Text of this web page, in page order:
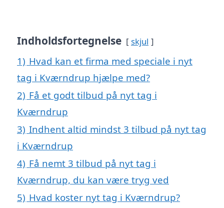
Indholdsfortegnelse skjul
1) Hvad kan et firma med speciale i nyt
tag i Kværndrup hjælpe med?
2) Få et godt tilbud på nyt tag i
Kværndrup
3) Indhent altid mindst 3 tilbud på nyt tag
i Kværndrup
4) Få nemt 3 tilbud på nyt tag i
Kværndrup, du kan være tryg ved
5) Hvad koster nyt tag i Kværndrup?